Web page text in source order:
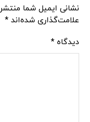
نشانی ایمیل شما
علامت‌گذاری شده‌اند*
دیدگاه*